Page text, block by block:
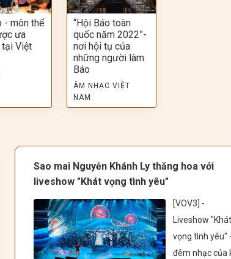
- môn thể
ưa
tại Việt
“Hội Báo toàn
quốc năm 2022”-
nơi hội tụ của
những người làm
Báo
ÂM NHẠC VIỆT
NAM
Sao mai Nguyễn Khánh Ly thăng hoa với
liveshow "Khát vọng tình yêu"
[VOV3] -
Liveshow "Khát
vọng tình yêu" -
đêm nhạc của